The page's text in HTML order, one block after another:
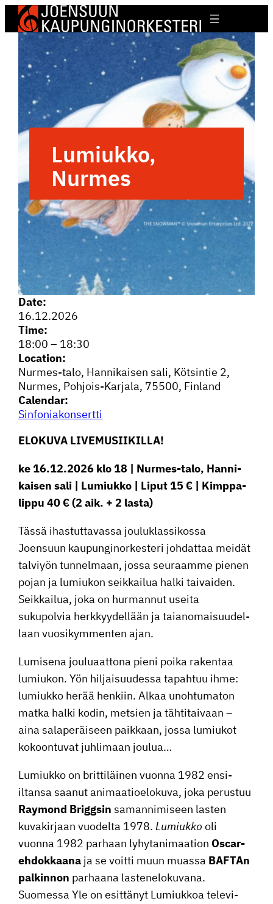
Lumiukko,
Nurmes
Date:
16.12.2026
Time:
18:00 – 18:30
Location:
Nurmes-talo, Hanni­kaisen sali, Kötsintie 2,
Nurmes, Pohjois-Karjala, 75500, Finland
Calendar:
Sinfo­nia­kon­sertti
ELOKUVA LIVEMUSII­KILLA!
ke 16.12.2026 klo 18 | Nurmes-talo, Hanni­
kaisen sali | Lumiukko | Liput 15 € | Kimppa­
lippu 40 € (2 aik. + 2 lasta)
Tässä ihastut­ta­vassa jouluklas­si­kossa
Joensuun kaupun­gi­nor­kes­teri johdattaa meidät
talviyön tunnel­maan, jossa seuraamme pienen
pojan ja lumiukon seikkailua halki taivaiden.
Seikkailua, joka on hurmannut useita
sukupolvia herkkyy­del­lään ja taian­omai­suu­del­
laan vuosi­kym­menten ajan.
Lumisena joulu­aat­tona pieni poika rakentaa
lumiukon. Yön hiljai­suu­dessa tapahtuu ihme:
lumiukko herää henkiin. Alkaa unohtu­maton
matka halki kodin, metsien ja tähti­tai­vaan –
aina salape­räi­seen paikkaan, jossa lumiukot
kokoon­tuvat juhlimaan joulua…
Lumiukko on britti­läinen vuonna 1982 ensi-
iltansa saanut animaa­tio­elo­kuva, joka perustuu
Raymond Briggsin saman­ni­mi­seen lasten
kuvakir­jaan vuodelta 1978.Lumiukko oli
vuonna 1982 parhaan lyhyta­ni­maa­tion Oscar-
ehdok­kaana ja se voitti muun muassa BAFTAn
palkinnon parhaana laste­ne­lo­ku­vana.
Suomessa Yle on esittänyt Lumiukkoa televi­